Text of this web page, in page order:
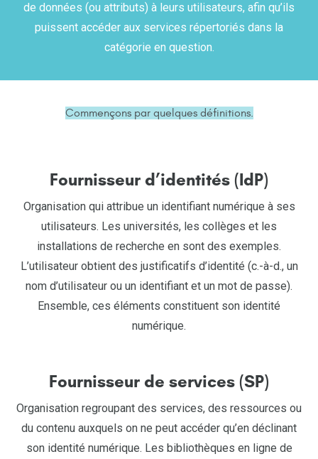
de données (ou attributs) à leurs utilisateurs, afin qu’ils
puissent accéder aux services répertoriés dans la
catégorie en question.
Commençons par quelques définitions.
Fournisseur d’identités (IdP)
Organisation qui attribue un identifiant numérique à ses
utilisateurs. Les universités, les collèges et les
installations de recherche en sont des exemples.
L’utilisateur obtient des justificatifs d’identité (c.-à-d., un
nom d’utilisateur ou un identifiant et un mot de passe).
Ensemble, ces éléments constituent son identité
numérique.
Fournisseur de services (SP)
Organisation regroupant des services, des ressources ou
du contenu auxquels on ne peut accéder qu’en déclinant
son identité numérique. Les bibliothèques en ligne de